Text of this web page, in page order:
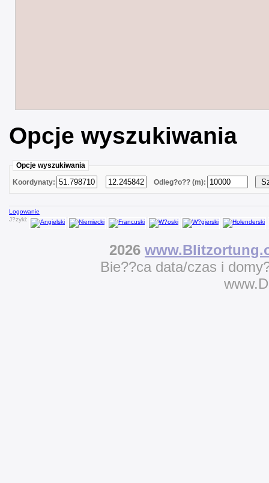
Opcje wyszukiwania
Opcje wyszukiwania
Koordynaty:
Odleg?o?? (m):
Logowanie
J?zyki:
2026
Bie??ca data/czas i